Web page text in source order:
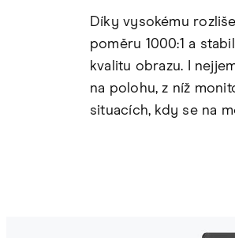
Díky vysokému
poměru 1000:1 a
kvalitu obrazu. I
na polohu, z níž
situacích, kdy se na